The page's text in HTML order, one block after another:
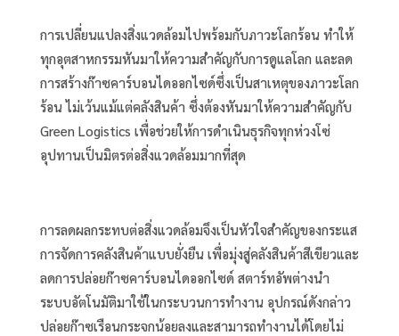
การเปลี่ยนแปลงสิ่งแวดล้อมไปพร้อมกับภาวะโลกร้อน ทำให้
ทุกอุตสาหกรรมหันมาให้ความสำคัญกับการดูแลโลก และลด
การสร้างก๊าซคาร์บอนไดออกไซด์ซึ่งเป็นสาเหตุของภาวะโลก
ร้อน ไม่เว้นแม้แต่คลังสินค้า ซึ่งต้องหันมาให้ความสำคัญกับ
Green Logistics เพื่อช่วยให้การดำเนินธุรกิจทุกห่วงโซ่
อุปทานเป็นมิตรต่อสิ่งแวดล้อมมากที่สุด
การลดผลกระทบต่อสิ่งแวดล้อมจึงเป็นหัวใจสำคัญของกระแส
การจัดการคลังสินค้าแบบยั่งยืน เพื่อมุ่งสู่คลังสินค้าสีเขียวและ
ลดการปล่อยก๊าซคาร์บอนไดออกไซด์ สตาร์ทอัพต่างนำ
ระบบอัตโนมัติมาใช้ในกระบวนการทำงาน อุปกรณ์ดังกล่าว
ปล่อยก๊าซเรือนกระจกน้อยลงและสามารถทำงานได้โดยไม่